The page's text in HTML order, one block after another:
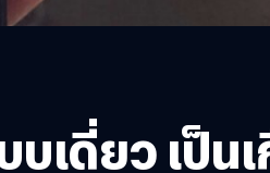
เดี่ยว เป็น